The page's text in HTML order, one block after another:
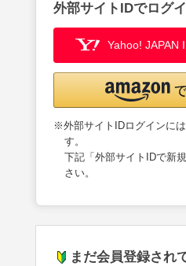
外部サイトIDでログ
Yahoo! JAPAN
※外部サイトIDログインに
す。
下記「外部サイトIDで新
さい。
まだ会員登録され